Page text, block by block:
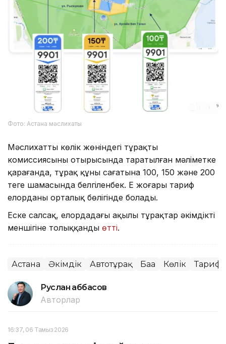
Фото: Астана мәслихаты
Мәслихаттың көлік жөніндегі тұрақты
комиссиясының отырысында таратылған мәліметке
қарағанда, тұрақ құны сағатына 100, 150 және 200
теңге шамасында белгіленбек. Ең жоғары тариф
елорданың орталық бөлігінде болады.
Еске салсақ, елордадағы ақылы тұрақтар әкімдіктің
меншігіне толыққанды өтті.
Астана Әкімдік Автотұрақ Баға Көлік Тариф
Руслан Ғаббасов
Авторлар
16:37, 06 Тамыз 2026